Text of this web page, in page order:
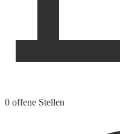
0 offene Stellen